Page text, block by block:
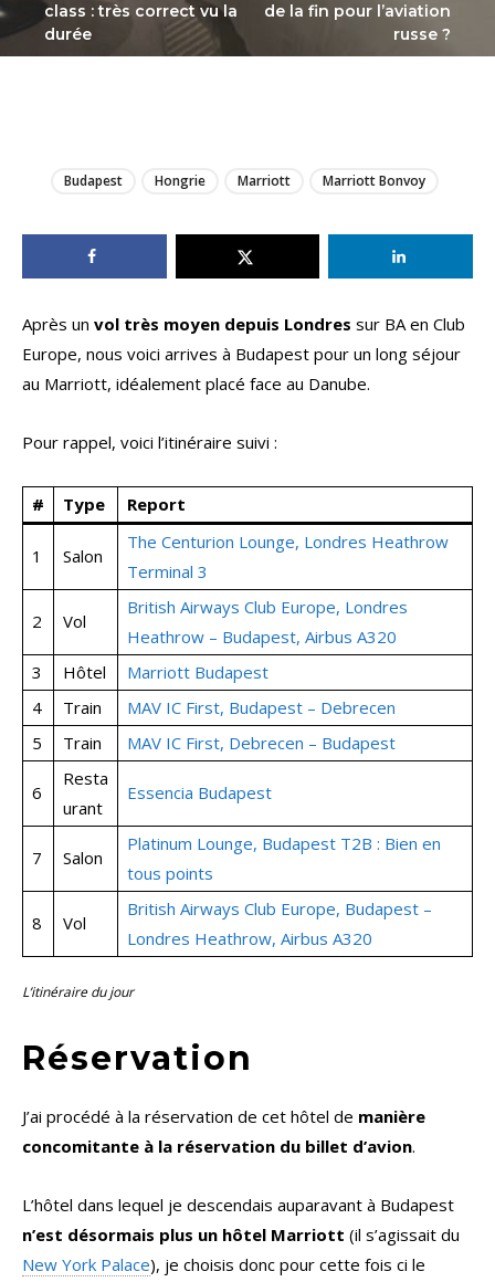
class : très correct vu la
durée
de la fin pour l’aviation
russe ?
Budapest Hongrie Marriott Marriott Bonvoy
Après un vol très moyen depuis Londres sur BA en Club
Europe, nous voici arrives à Budapest pour un long séjour
au Marriott, idéalement placé face au Danube.
Pour rappel, voici l’itinéraire suivi :
# Type Report
1 Salon
The Centurion Lounge, Londres Heathrow
Terminal 3
2 Vol
British Airways Club Europe, Londres
Heathrow – Budapest, Airbus A320
3
Hôtel
Marriott Budapest
4
Train
MAV IC First, Budapest – Debrecen
5
Train MAV IC First, Debrecen – Budapest
6
Resta
urant
Essencia Budapest
7 Salon
Platinum Lounge, Budapest T2B : Bien en
tous points
8 Vol
British Airways Club Europe, Budapest –
Londres Heathrow, Airbus A320
L’itinéraire du jour
Réservation
J’ai procédé à la réservation de cet hôtel de manière
concomitante à la réservation du billet d’avion.
L’hôtel dans lequel je descendais auparavant à Budapest
n’est désormais plus un hôtel Marriott (il s’agissait du
New York Palace), je choisis donc pour cette fois ci le